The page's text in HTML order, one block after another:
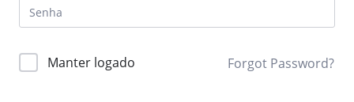
Manter logado Forgot Password?